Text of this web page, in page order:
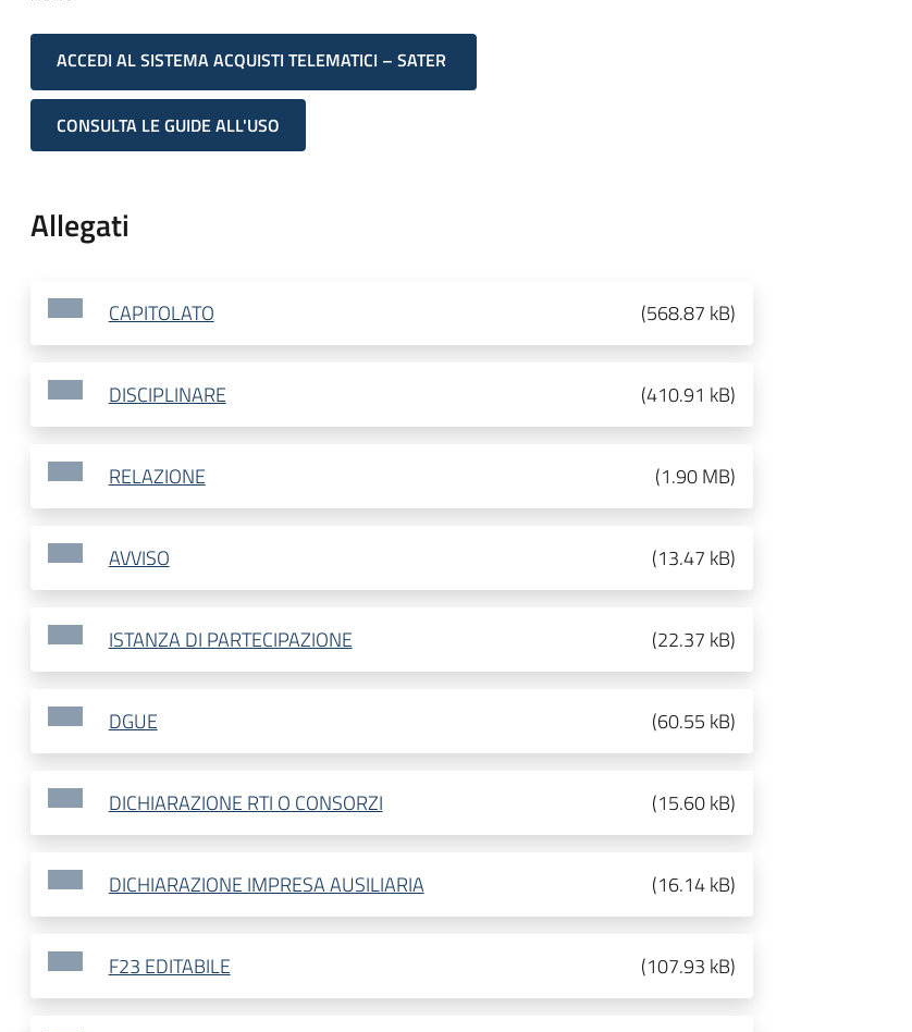
ACCEDI AL SISTEMA ACQUISTI TELEMATICI – SATER
CONSULTA LE GUIDE ALL'USO
Allegati
CAPITOLATO (568.87 kB)
DISCIPLINARE (410.91 kB)
RELAZIONE (1.90 MB)
AVVISO (13.47 kB)
ISTANZA DI PARTECIPAZIONE (22.37 kB)
DGUE (60.55 kB)
DICHIARAZIONE RTI O CONSORZI (15.60 kB)
DICHIARAZIONE IMPRESA AUSILIARIA (16.14 kB)
F23 EDITABILE (107.93 kB)